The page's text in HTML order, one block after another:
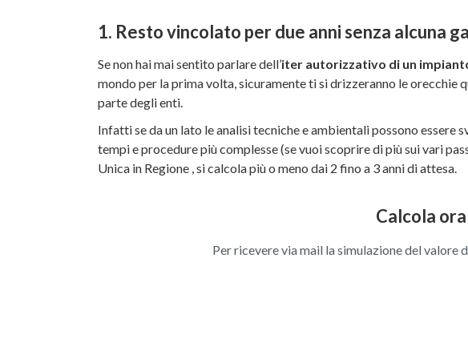
1. Resto vincolato per due anni senza alcuna
Se non hai mai sentito parlare dell’iter autorizzativo di un
mondo per la prima volta, sicuramente ti si drizzeranno le
parte degli enti.
Infatti se da un lato le analisi tecniche e ambientali possono
tempi e procedure più complesse (se vuoi scoprire di più sui vari
Unica in Regione , si calcola più o meno dai 2 fino a 3 anni di attesa.
Calcola
Per ricevere via mail la simulazione del